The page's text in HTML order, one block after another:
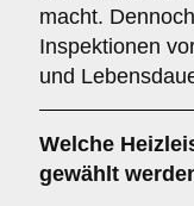
macht.
Inspektionen
und
Welche
gewählt